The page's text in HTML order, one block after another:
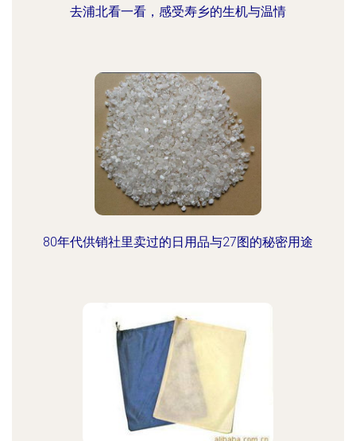
去浦北看一看，感受寿乡的生机与温情
80年代供销社里卖过的日用品与27图的秘密用途